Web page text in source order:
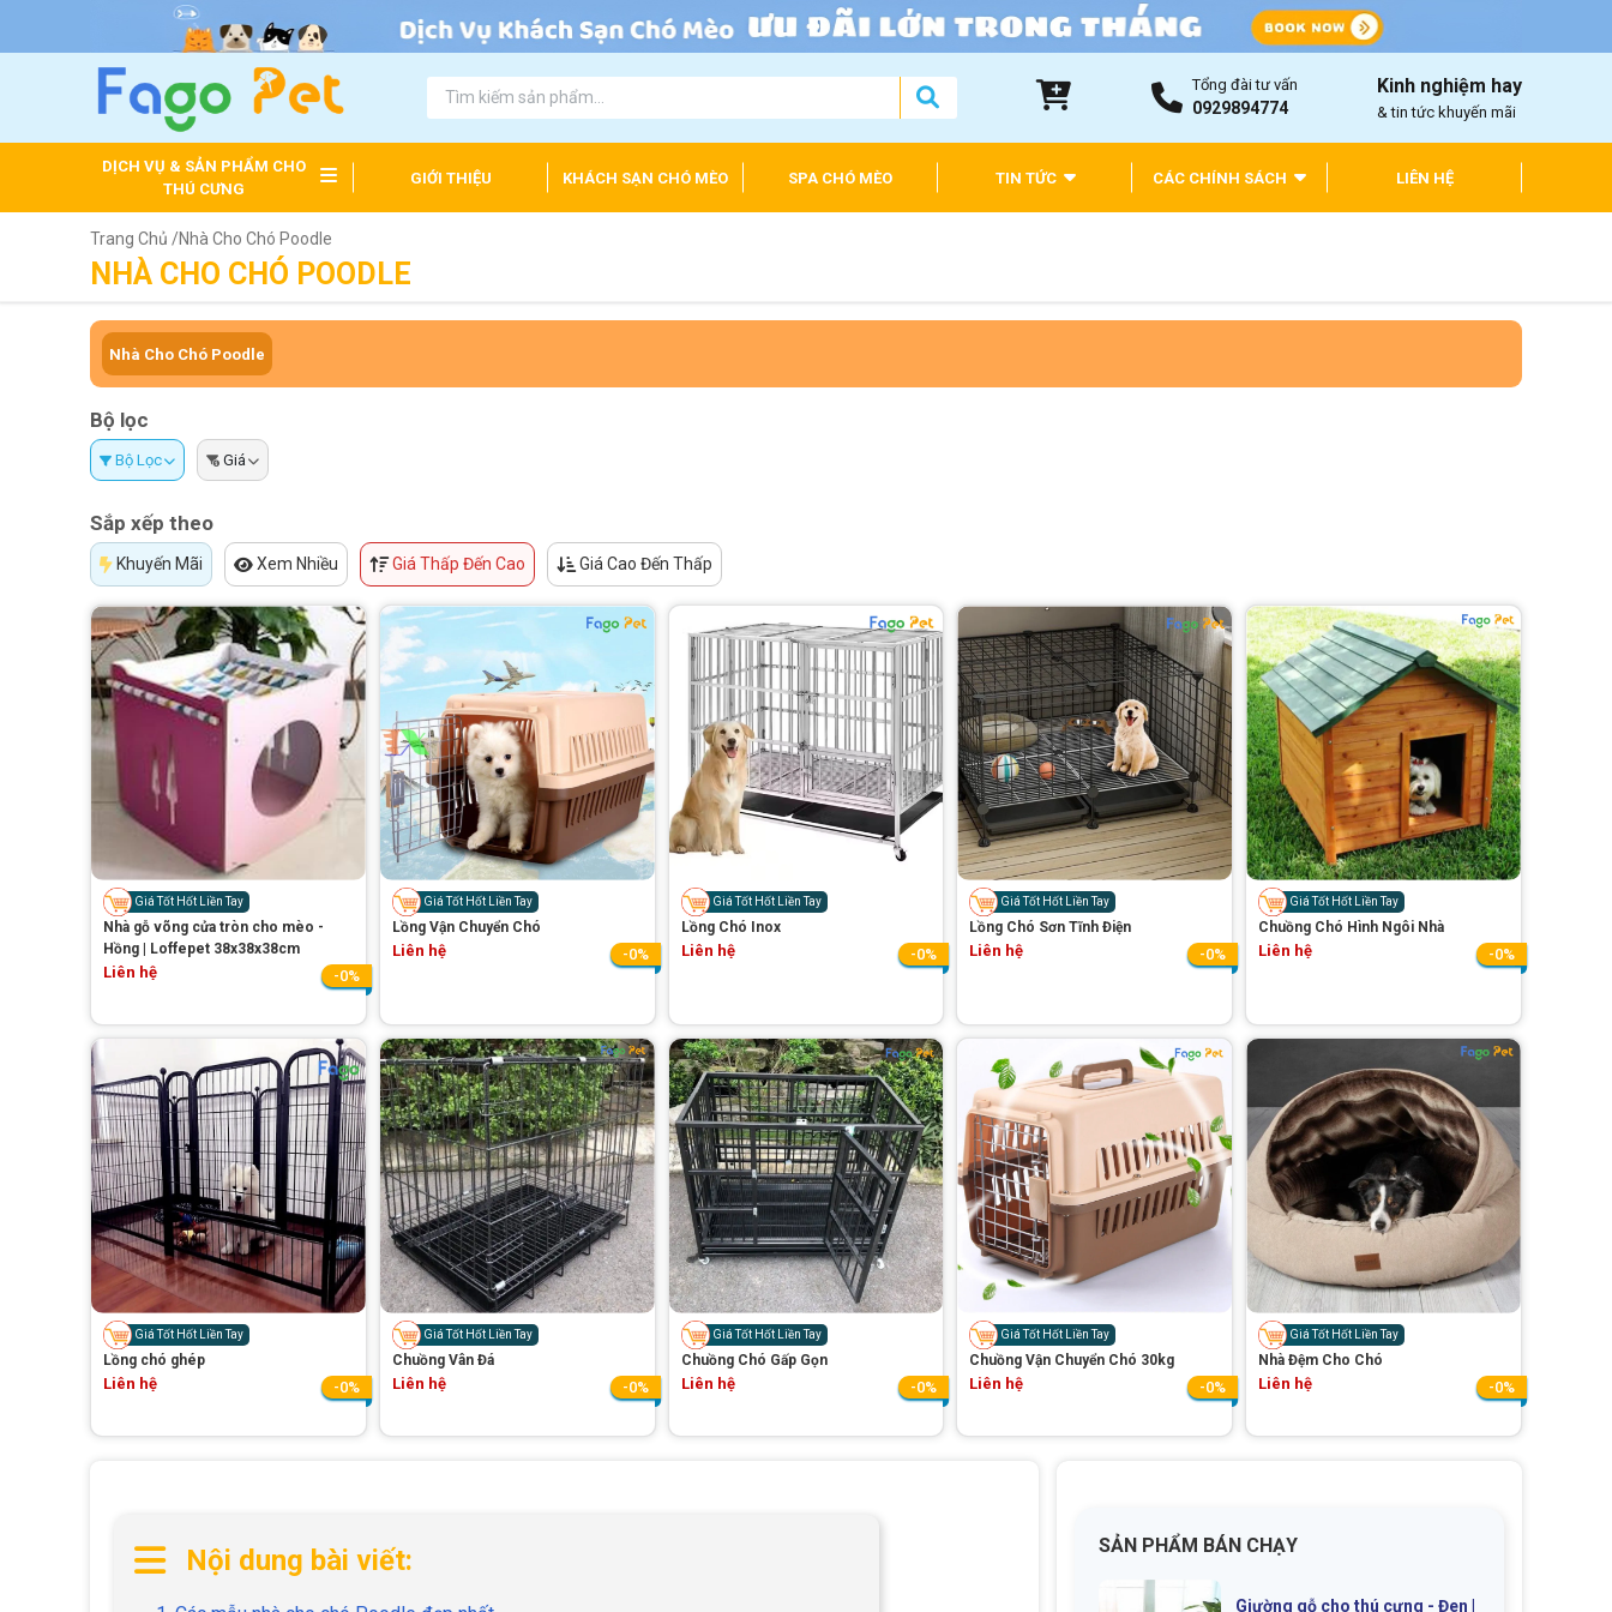
Tổng đài tư vấn
0929894774
Kinh nghiệm hay
& tin tức khuyến mãi
DỊCH VỤ & SẢN PHẨM CHO
THÚ CƯNG
GIỚI THIỆU KHÁCH SẠN CHÓ MÈO SPA CHÓ MÈO TIN TỨC CÁC CHÍNH SÁCH LIÊN HỆ
Trang Chủ /Nhà Cho Chó Poodle
NHÀ CHO CHÓ POODLE
Nhà Cho Chó Poodle
Bộ lọc
Bộ Lọc Giá
Sắp xếp theo
Khuyến Mãi Xem Nhiều Giá Thấp Đến Cao Giá Cao Đến Thấp
Giá Tốt Hốt Liền Tay
Nhà gỗ võng cửa tròn cho mèo -
Hồng | Loffepet 38x38x38cm
Liên hệ -0%
Giá Tốt Hốt Liền Tay
Lồng Vận Chuyển Chó
Liên hệ -0%
Giá Tốt Hốt Liền Tay
Lồng Chó Inox
Liên hệ -0%
Giá Tốt Hốt Liền Tay
Lồng Chó Sơn Tĩnh Điện
Liên hệ -0%
Giá Tốt Hốt Liền Tay
Chuồng Chó Hình Ngôi Nhà
Liên hệ -0%
Giá Tốt Hốt Liền Tay
Lồng chó ghép
Liên hệ -0%
Giá Tốt Hốt Liền Tay
Chuồng Vân Đá
Liên hệ -0%
Giá Tốt Hốt Liền Tay
Chuồng Chó Gấp Gọn
Liên hệ -0%
Giá Tốt Hốt Liền Tay
Chuồng Vận Chuyển Chó 30kg
Liên hệ -0%
Giá Tốt Hốt Liền Tay
Nhà Đệm Cho Chó
Liên hệ -0%
Nội dung bài viết: SẢN PHẨM BÁN CHẠY
Giường gỗ cho thú cưng - Đen |